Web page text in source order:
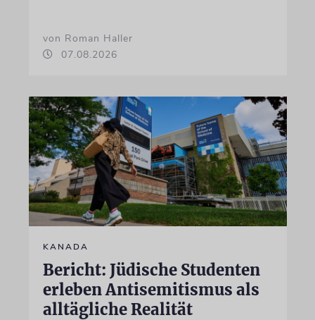
von Roman Haller
07.08.2026
KANADA
Bericht: Jüdische Studenten
erleben Antisemitismus als
alltägliche Realität